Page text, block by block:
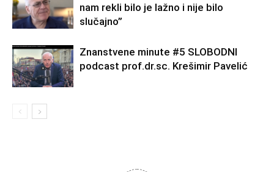
nam rekli bilo je lažno i nije bilo
slučajno”
Znanstvene minute #5 SLOBODNI
podcast prof.dr.sc. Krešimir Pavelić